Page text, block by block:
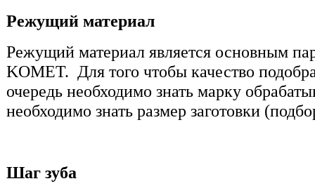
Режущий материал
Режущий материал является основным
KOMET. Для того чтобы качество
очередь необходимо знать марку
необходимо знать размер заготовки
Шаг зуба